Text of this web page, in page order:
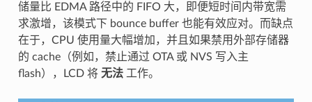
储量比 EDMA 路径中的 FIFO 大，即便短时间内带宽需
求激增，该模式下 bounce buffer 也能有效应对。而缺点
在于，CPU 使用量大幅增加，并且如果禁用外部存储器
的 cache（例如，禁止通过 OTA 或 NVS 写入主
flash），LCD 将 无法工作。